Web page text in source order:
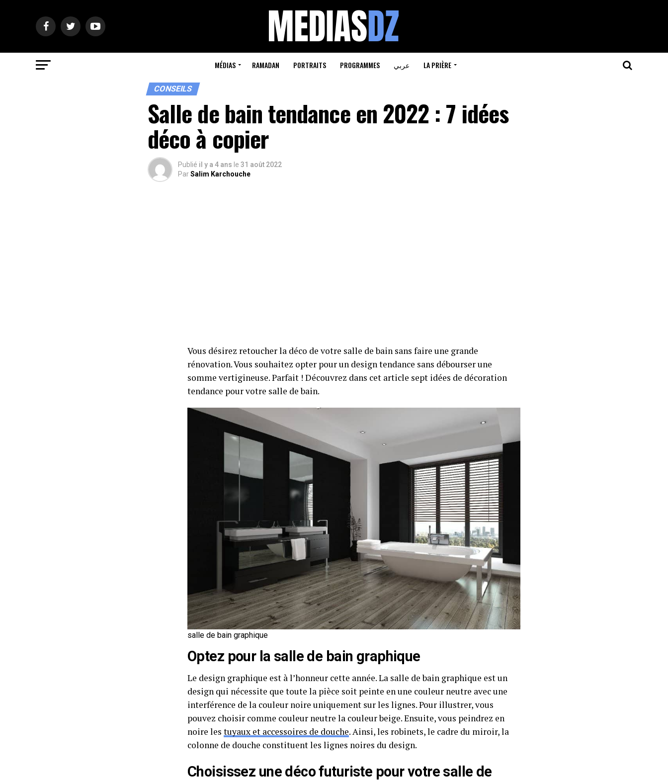
MÉDIAS RAMADAN PORTRAITS PROGRAMMES عربي LA PRIÈRE
CONSEILS
Salle de bain tendance en 2022 : 7 idées
déco à copier
Publié il y a 4 ans le 31 août 2022
ParSalim Karchouche
Vous désirez retoucher la déco de votre salle de bain sans faire une grande
rénovation. Vous souhaitez opter pour un design tendance sans débourser une
somme vertigineuse. Parfait ! Découvrez dans cet article sept idées de décoration
tendance pour votre salle de bain.
salle de bain graphique
Optez pour la salle de bain graphique
Le design graphique est à l’honneur cette année. La salle de bain graphique est un
design qui nécessite que toute la pièce soit peinte en une couleur neutre avec une
interférence de la couleur noire uniquement sur les lignes. Pour illustrer, vous
pouvez choisir comme couleur neutre la couleur beige. Ensuite, vous peindrez en
noire les tuyaux et accessoires de douche. Ainsi, les robinets, le cadre du miroir, la
colonne de douche constituent les lignes noires du design.
Choisissez une déco futuriste pour votre salle de